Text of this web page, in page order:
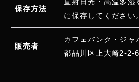
保存方法
直射日光・高温多湿
に保存してください。
販売者
カフェバンク・ジャ
都品川区上大崎2-2-6